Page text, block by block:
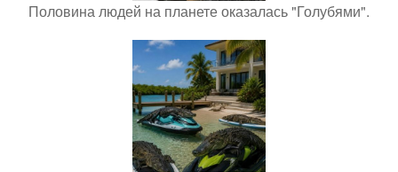
Половина людей на планете оказалась "Голубями".